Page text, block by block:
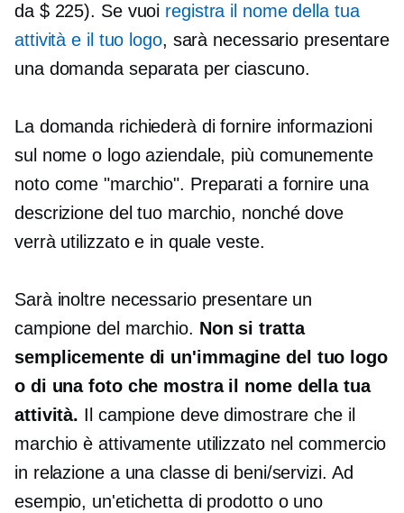
da $ 225). Se vuoi registra il nome della tua
attività e il tuo logo, sarà necessario presentare
una domanda separata per ciascuno.
La domanda richiederà di fornire informazioni
sul nome o logo aziendale, più comunemente
noto come "marchio". Preparati a fornire una
descrizione del tuo marchio, nonché dove
verrà utilizzato e in quale veste.
Sarà inoltre necessario presentare un
campione del marchio. Non si tratta
semplicemente di un'immagine del tuo logo
o di una foto che mostra il nome della tua
attività. Il campione deve dimostrare che il
marchio è attivamente utilizzato nel commercio
in relazione a una classe di beni/servizi. Ad
esempio, un'etichetta di prodotto o uno